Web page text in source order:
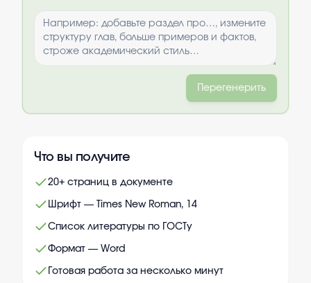
Перегенерить
Что вы получите
20+ страниц в документе
Шрифт — Times New Roman, 14
Список литературы по ГОСТу
Формат — Word
Готовая работа за несколько минут